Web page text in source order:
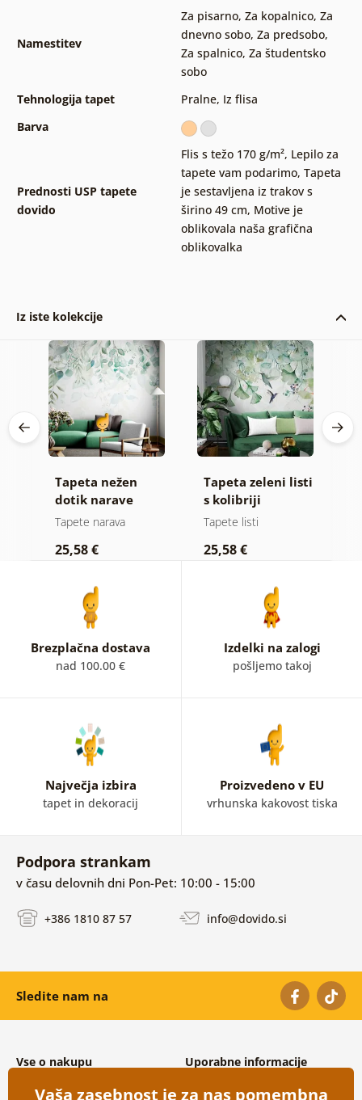
Namestitev
Za pisarno, Za kopalnico, Za
dnevno sobo, Za predsobo,
Za spalnico, Za študentsko
sobo
Tehnologija tapet
Pralne, Iz flisa
Barva
Prednosti USP tapete
dovido
Flis s težo 170 g/m², Lepilo za
tapete vam podarimo, Tapeta
je sestavljena iz trakov s
širino 49 cm, Motive je
oblikovala naša grafična
oblikovalka
Iz iste kolekcije
Tapeta nežen
dotik narave
Tapete narava
25,58 €
Tapeta zeleni listi
s kolibriji
Tapete listi
25,58 €
Brezplačna dostava
nad 100.00 €
Izdelki na zalogi
pošljemo takoj
Največja izbira
tapet in dekoracij
Proizvedeno v EU
vrhunska kakovost tiska
Podpora strankam
v času delovnih dni Pon-Pet: 10:00 - 15:00
+386 1810 87 57 info@dovido.si
Sledite nam na
Vse o nakupu
Splošni in reklamacijski pogoji
Uporabne informacije
Vaša zasebnost je za nas pomembna